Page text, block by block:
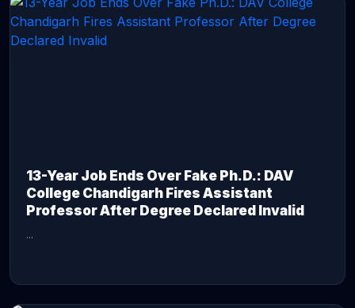
13-Year Job Ends Over Fake Ph.D.: DAV
College Chandigarh Fires Assistant
Professor After Degree Declared Invalid
...